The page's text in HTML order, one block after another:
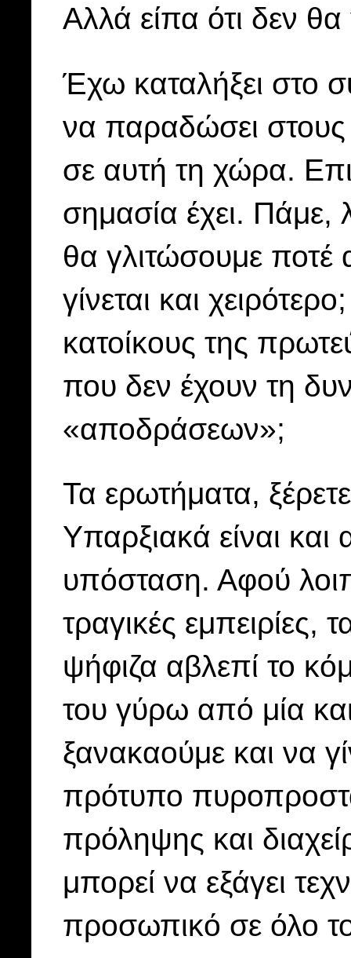
Αλλά είπα ότι δεν
Έχω καταλήξει στο
να παραδώσει στους
σε αυτή τη χώρα.
σημασία έχει. Πάμε,
θα γλιτώσουμε ποτέ
γίνεται και
κατοίκους της
που δεν έχουν τη
«αποδράσεων»;
Τα ερωτήματα,
Υπαρξιακά είναι
υπόσταση. Αφού
τραγικές
ψήφιζα αβλεπί το
του γύρω από μία
ξανακαούμε και να
πρότυπο
πρόληψης και
μπορεί να εξάγει
προσωπικό σε όλο